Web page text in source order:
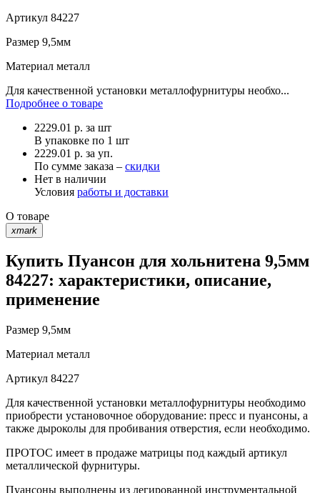
Артикул 84227
Размер 9,5мм
Материал металл
Для качественной установки металлофурнитуры необхо...
Подробнее о товаре
2229.01 р. за шт
В упаковке по 1 шт
2229.01 р. за уп.
По сумме заказа – скидки
Нет в наличии
Условия работы и доставки
О товаре
xmark
Купить Пуансон для хольнитена 9,5мм
84227: характеристики, описание,
применение
Размер 9,5мм
Материал металл
Артикул 84227
Для качественной установки металлофурнитуры необходимо
приобрести установочное оборудование: пресс и пуансоны, а
также дыроколы для пробивания отверстия, если необходимо.
ПРОТОС имеет в продаже матрицы под каждый артикул
металлической фурнитуры.
Пуансоны выполнены из легированной инструментальной